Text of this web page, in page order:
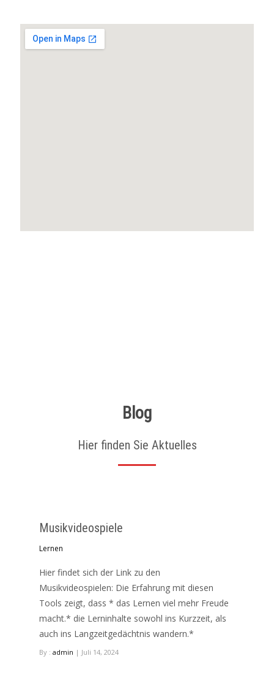
Blog
Hier finden Sie Aktuelles
Musikvideospiele
Lernen
Hier findet sich der Link zu den
Musikvideospielen: Die Erfahrung mit diesen
Tools zeigt, dass * das Lernen viel mehr Freude
macht.* die Lerninhalte sowohl ins Kurzzeit, als
auch ins Langzeitgedächtnis wandern.*
By : admin | Juli 14, 2024